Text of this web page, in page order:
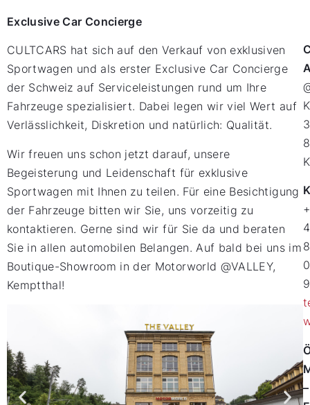
Exclusive Car Concierge
CULTCARS hat sich auf den Verkauf von exklusiven
Sportwagen und als erster Exclusive Car Concierge
der Schweiz auf Serviceleistungen rund um Ihre
Fahrzeuge spezialisiert. Dabei legen wir viel Wert auf
Verlässlichkeit, Diskretion und natürlich: Qualität.
Wir freuen uns schon jetzt darauf, unsere
Begeisterung und Leidenschaft für exklusive
Sportwagen mit Ihnen zu teilen. Für eine Besichtigung
der Fahrzeuge bitten wir Sie, uns vorzeitig zu
kontaktieren. Gerne sind wir für Sie da und beraten
Sie in allen automobilen Belangen. Auf bald bei uns im
Boutique-Showroom in der Motorworld @VALLEY,
Kemptthal!
3
0
–